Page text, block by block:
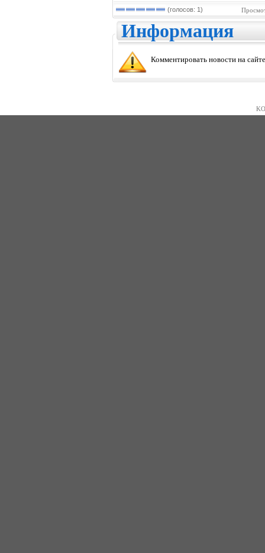
(голосов: 1)
Информация
Комментировать новости на